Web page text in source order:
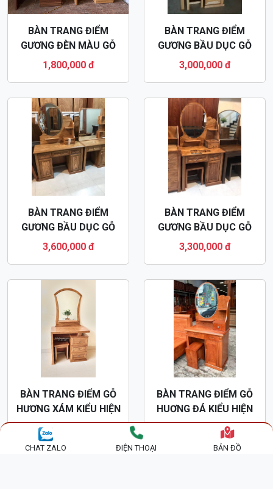
BÀN TRANG ĐIỂM
GƯƠNG ĐÈN MÀU GỖ
BTD46
1,800,000 đ
BÀN TRANG ĐIỂM
GƯƠNG BẦU DỤC GỖ
SỒI NGA BTD42
3,000,000 đ
BÀN TRANG ĐIỂM
GƯƠNG BẦU DỤC GỖ
HƯƠNG XÁM BTD35
3,600,000 đ
BÀN TRANG ĐIỂM
GƯƠNG BẦU DỤC GỖ
HUƠNG XÁM BTD09
3,300,000 đ
BÀN TRANG ĐIỂM GỖ
HƯƠNG XÁM KIỂU HIỆN
ĐẠI BTD05
3,400,000 đ
BÀN TRANG ĐIỂM GỖ
HUƠNG ĐÁ KIỂU HIỆN
ĐẠI BTD47
3,600,000 đ
CHAT ZALO ĐIỆN THOẠI BẢN ĐỒ